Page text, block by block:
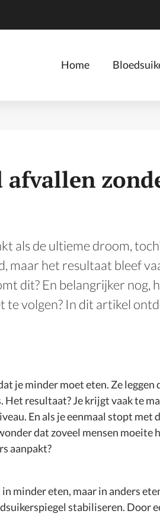
Home
als de ultieme droom,
maar het resultaat bleef
dit? En belangrijker nog,
te volgen? In dit artikel
je minder moet eten. Ze leggen
resultaat? Je krijgt vaak te
En als je eenmaal stopt met
dat zoveel mensen moeite
aanpakt?
minder eten, maar in anders
stabiliseren. Door